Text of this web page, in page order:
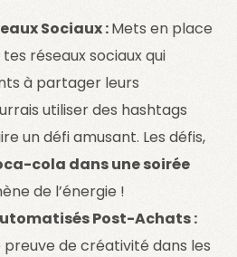
Sociaux :Mets en place
réseaux sociaux qui
à partager leurs
utiliser des hashtags
un défi amusant. Les défis,
cola dans une soirée
de l’énergie !
Post-Achats :
preuve de créativité dans les